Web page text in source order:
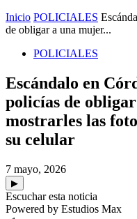
Inicio POLICIALES
de obligar a una mujer...
POLICIALES
Escándalo en
policías de
mostrarles las
su celular
7 mayo, 2026
▶
Escuchar esta noticia
Powered by Estudios Max